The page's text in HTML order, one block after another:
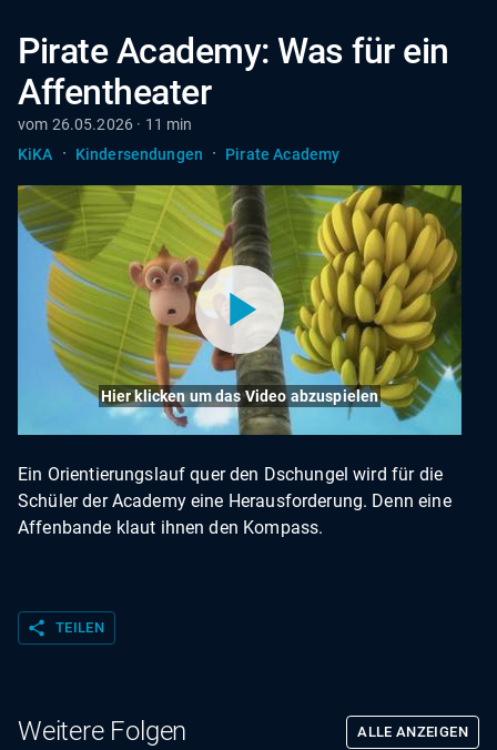
Pirate Academy: Was für ein
Affentheater
vom 26.05.2026 · 11 min
KiKA
· Kindersendungen · Pirate Academy
Hier klicken um das Video abzuspielen
Ein Orientierungslauf quer den Dschungel wird für die
Schüler der Academy eine Herausforderung. Denn eine
Affenbande klaut ihnen den Kompass.
share TEILEN
Weitere Folgen ALLE ANZEIGEN